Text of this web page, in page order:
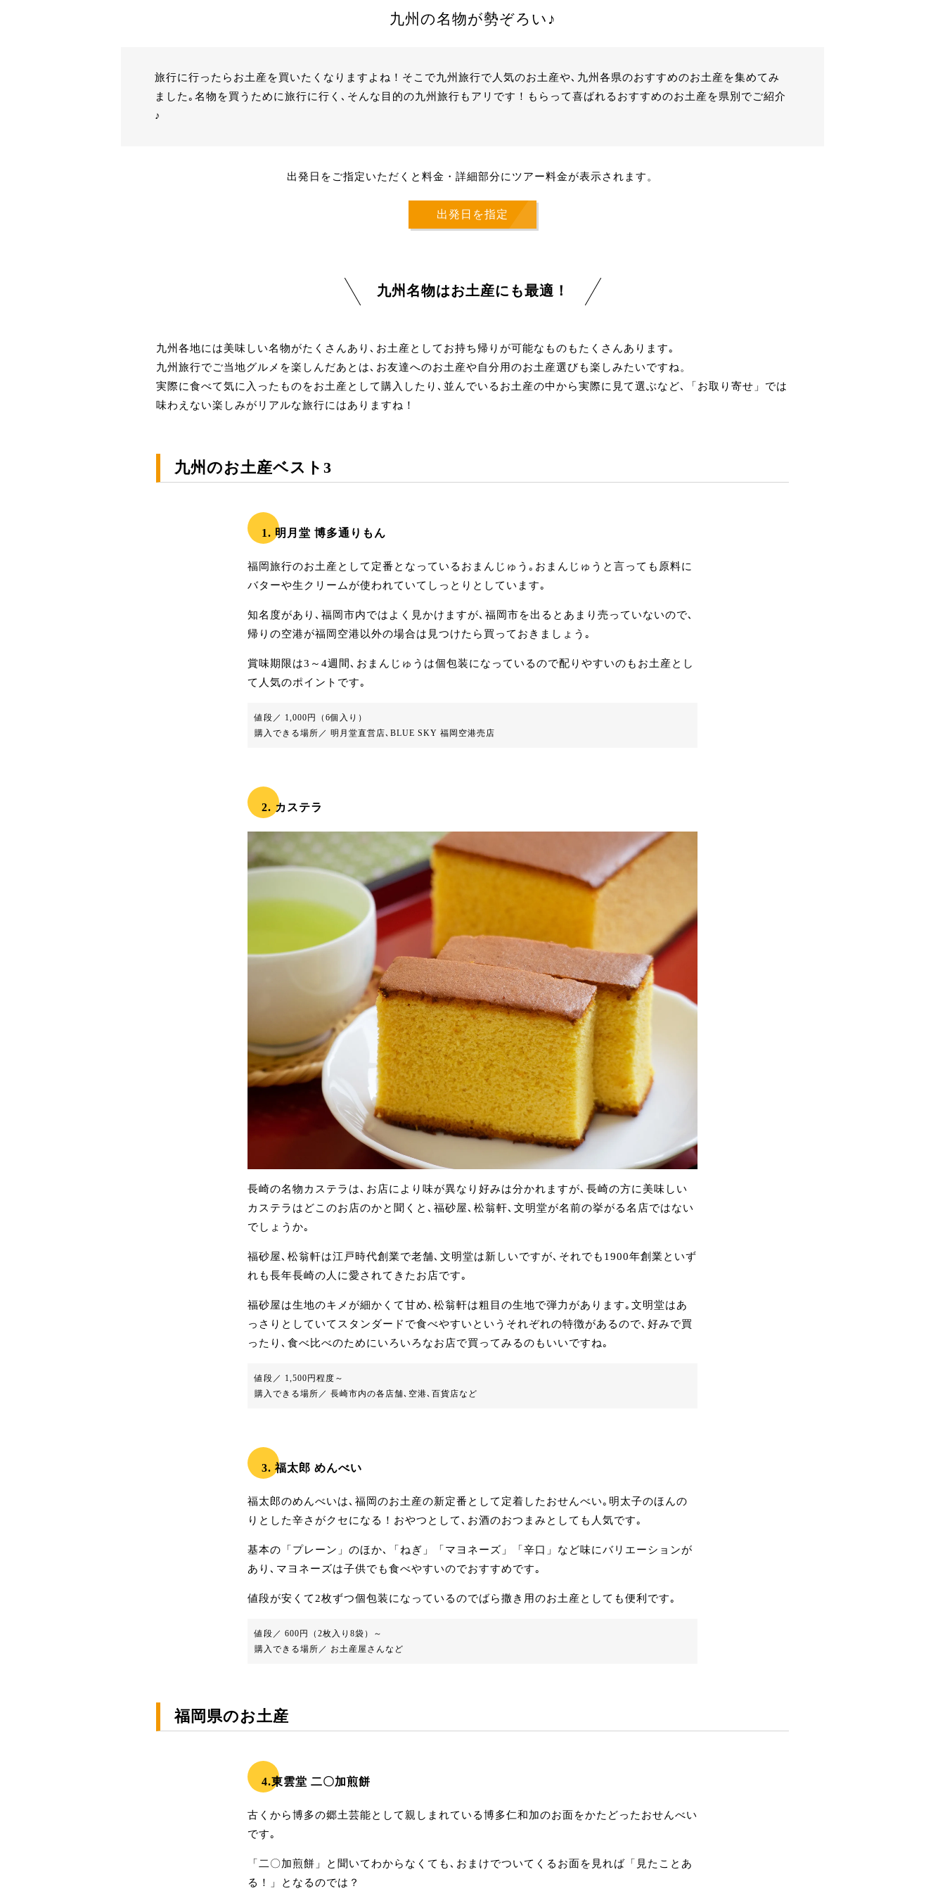
九州の名物が勢ぞろい♪
旅行に行ったらお土産を買いたくなりますよね！そこで九州旅行で人気のお土産や､九州各県のおすすめのお土産を集めてみ
ました｡名物を買うために旅行に行く､そんな目的の九州旅行もアリです！もらって喜ばれるおすすめのお土産を県別でご紹介
♪
出発日をご指定いただくと料金・詳細部分にツアー料金が表示されます。
出発日を指定
九州名物はお土産にも最適！
九州各地には美味しい名物がたくさんあり､お土産としてお持ち帰りが可能なものもたくさんあります｡
九州旅行でご当地グルメを楽しんだあとは､お友達へのお土産や自分用のお土産選びも楽しみたいですね。
実際に食べて気に入ったものをお土産として購入したり､並んでいるお土産の中から実際に見て選ぶなど､「お取り寄せ」では
味わえない楽しみがリアルな旅行にはありますね！
九州のお土産ベスト3
1. 明月堂 博多通りもん
福岡旅行のお土産として定番となっているおまんじゅう｡おまんじゅうと言っても原料に
バターや生クリームが使われていてしっとりとしています｡
知名度があり､福岡市内ではよく見かけますが､福岡市を出るとあまり売っていないので､
帰りの空港が福岡空港以外の場合は見つけたら買っておきましょう｡
賞味期限は3～4週間､おまんじゅうは個包装になっているので配りやすいのもお土産とし
て人気のポイントです｡
値段／ 1,000円（6個入り）
購入できる場所／ 明月堂直営店､BLUE SKY 福岡空港売店
2. カステラ
長崎の名物カステラは､お店により味が異なり好みは分かれますが､長崎の方に美味しい
カステラはどこのお店のかと聞くと､福砂屋､松翁軒､文明堂が名前の挙がる名店ではない
でしょうか｡
福砂屋､松翁軒は江戸時代創業で老舗､文明堂は新しいですが､それでも1900年創業といず
れも長年長崎の人に愛されてきたお店です｡
福砂屋は生地のキメが細かくて甘め､松翁軒は粗目の生地で弾力があります｡文明堂はあ
っさりとしていてスタンダードで食べやすいというそれぞれの特徴があるので､好みで買
ったり､食べ比べのためにいろいろなお店で買ってみるのもいいですね｡
値段／ 1,500円程度～
購入できる場所／ 長崎市内の各店舗､空港､百貨店など
3. 福太郎 めんべい
福太郎のめんべいは､福岡のお土産の新定番として定着したおせんべい｡明太子のほんの
りとした辛さがクセになる！おやつとして､お酒のおつまみとしても人気です｡
基本の「プレーン」のほか､「ねぎ」「マヨネーズ」「辛口」など味にバリエーションが
あり､マヨネーズは子供でも食べやすいのでおすすめです｡
値段が安くて2枚ずつ個包装になっているのでばら撒き用のお土産としても便利です｡
値段／ 600円（2枚入り8袋）～
購入できる場所／ お土産屋さんなど
福岡県のお土産
4.東雲堂 二〇加煎餅
古くから博多の郷土芸能として親しまれている博多仁和加のお面をかたどったおせんべい
です｡
「二〇加煎餅」と聞いてわからなくても､おまけでついてくるお面を見れば「見たことあ
る！」となるのでは？